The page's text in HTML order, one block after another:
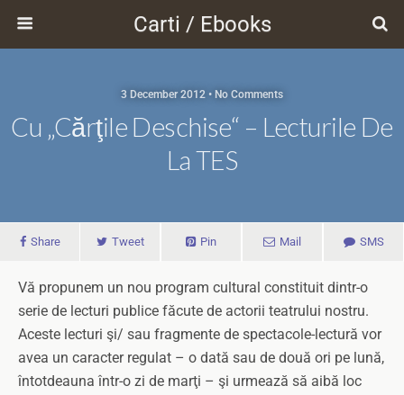
Carti / Ebooks
3 December 2012 • No Comments
Cu „cărţile Deschise“ – Lecturile De
La TES
Share Tweet Pin Mail SMS
Vă propunem un nou program cultural constituit dintr-o
serie de lecturi publice făcute de actorii teatrului nostru.
Aceste lecturi şi/ sau fragmente de spectacole-lectură vor
avea un caracter regulat – o dată sau de două ori pe lună,
întotdeauna într-o zi de marţi – şi urmează să aibă loc